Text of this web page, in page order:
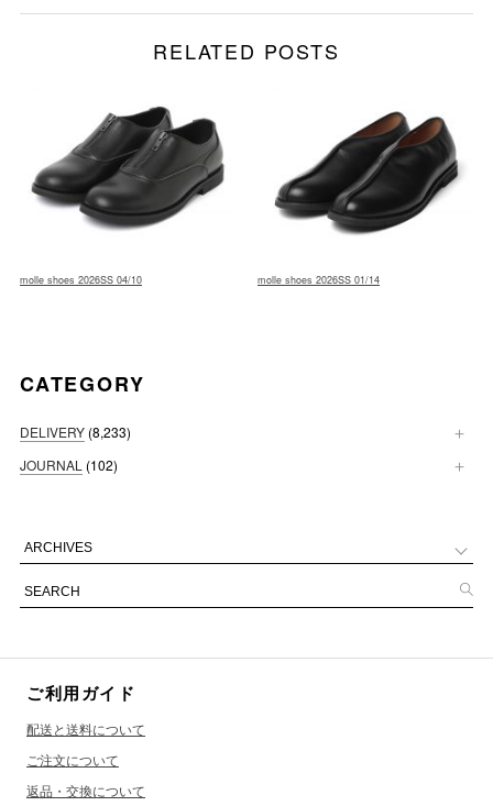
RELATED POSTS
molle shoes 2026SS 04/10 molle shoes 2026SS 01/14
CATEGORY
DELIVERY (8,233)
JOURNAL (102)
ご利用ガイド
配送と送料について
ご注文について
返品・交換について